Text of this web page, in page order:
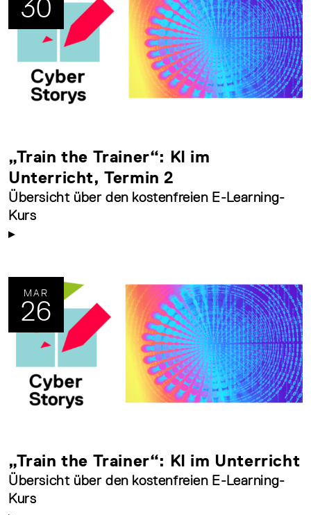
30
„Train the Trainer“: KI im
Unterricht, Termin 2
Übersicht über den kostenfreien E-Learning-
Kurs
MAR
26
„Train the Trainer“: KI im Unterricht
Übersicht über den kostenfreien E-Learning-
Kurs